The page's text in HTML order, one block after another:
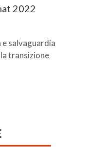
2022
salvaguardia
transizione